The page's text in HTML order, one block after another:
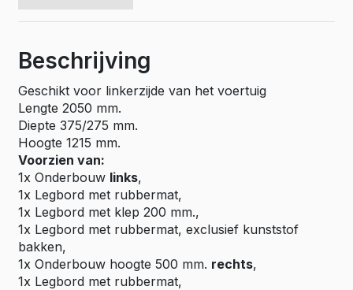
Beschrijving
Geschikt voor linkerzijde van het voertuig
Lengte 2050 mm.
Diepte 375/275 mm.
Hoogte 1215 mm.
Voorzien van:
1x Onderbouw links,
1x Legbord met rubbermat,
1x Legbord met klep 200 mm.,
1x Legbord met rubbermat, exclusief kunststof
bakken,
1x Onderbouw hoogte 500 mm. rechts,
1x Legbord met rubbermat,